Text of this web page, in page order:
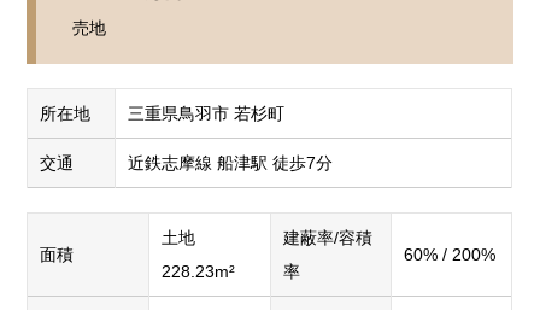
売地
所在地 三重県鳥羽市 若杉町
交通 近鉄志摩線 船津駅 徒歩7分
面積
土地
228.23m²
建蔽率/容積
率
60% / 200%